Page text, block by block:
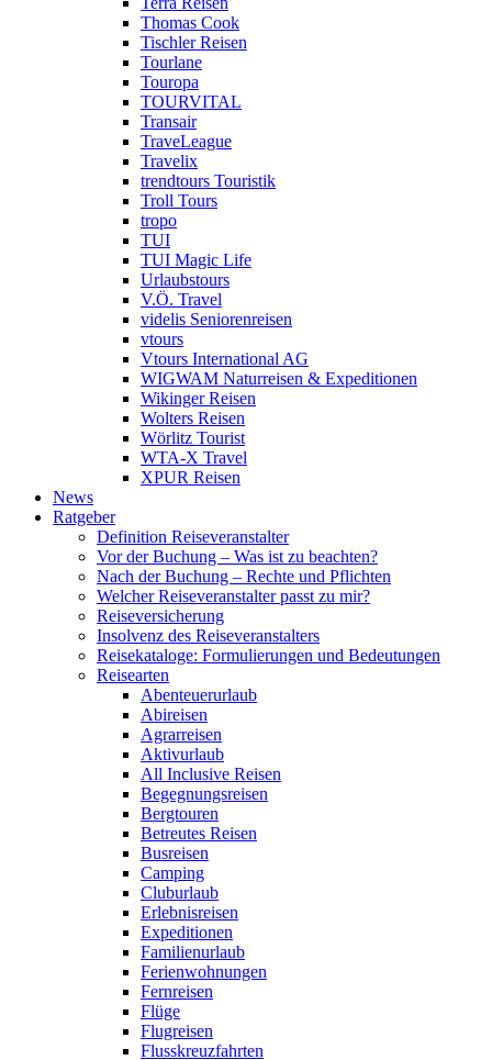
Thomas Cook
Tischler Reisen
Tourlane
Touropa
TOURVITAL
Transair
TraveLeague
Travelix
trendtours Touristik
Troll Tours
tropo
TUI
TUI Magic Life
Urlaubstours
V.Ö. Travel
videlis Seniorenreisen
vtours
Vtours International AG
WIGWAM Naturreisen & Expeditionen
Wikinger Reisen
Wolters Reisen
Wörlitz Tourist
WTA-X Travel
XPUR Reisen
News
Ratgeber
Definition Reiseveranstalter
Vor der Buchung – Was ist zu beachten?
Nach der Buchung – Rechte und Pflichten
Welcher Reiseveranstalter passt zu mir?
Reiseversicherung
Insolvenz des Reiseveranstalters
Reisekataloge: Formulierungen und Bedeutungen
Reisearten
Abenteuerurlaub
Abireisen
Agrarreisen
Aktivurlaub
All Inclusive Reisen
Begegnungsreisen
Bergtouren
Betreutes Reisen
Busreisen
Camping
Cluburlaub
Erlebnisreisen
Expeditionen
Familienurlaub
Ferienwohnungen
Fernreisen
Flüge
Flugreisen
Flusskreuzfahrten